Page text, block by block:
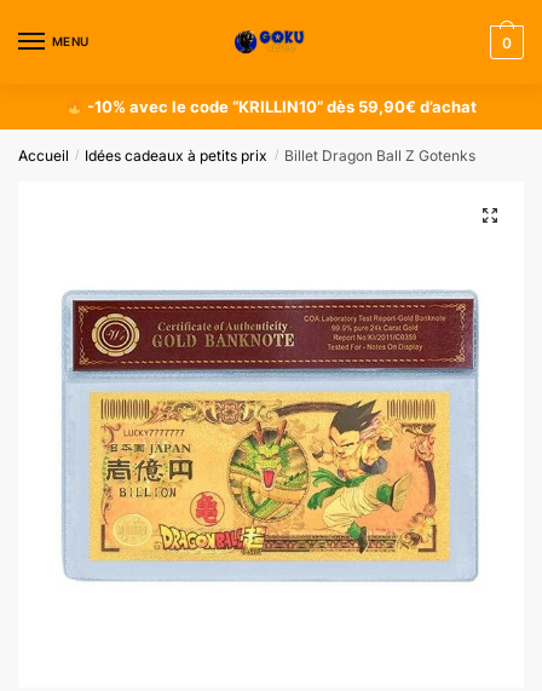
MENU 0
-10% avec le code “KRILLIN10” dès 59,90€ d’achat
Accueil / Idées cadeaux à petits prix / Billet Dragon Ball Z Gotenks